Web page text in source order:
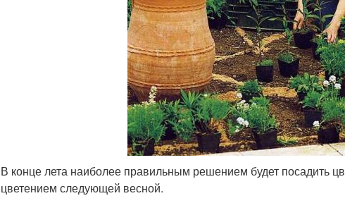
В конце лета наиболее правильным решением будет посадить
цветением следующей весной.